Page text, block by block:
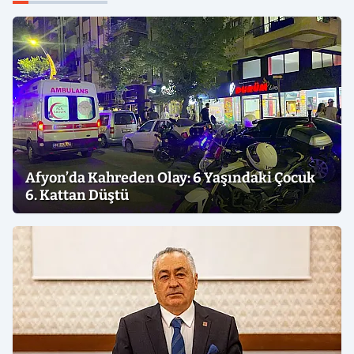
Afyon’da Kahreden Olay: 6 Yaşındaki Çocuk
6. Kattan Düştü